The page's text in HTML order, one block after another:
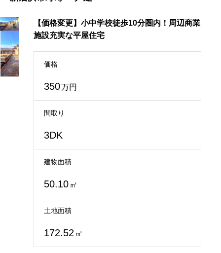
【価格変更】小中学校徒歩10分圏内！周辺商業
施設充実な平屋住宅
価格
350万円
間取り
3DK
建物面積
50.10 ㎡
土地面積
172.52 ㎡